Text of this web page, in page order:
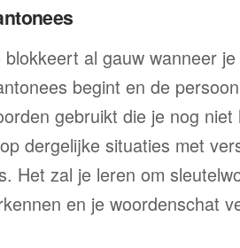
blokkeert al gauw wanneer
begint en de
gebruikt die je nog
dergelijke situaties met
Het zal je leren om
en je woordenschat